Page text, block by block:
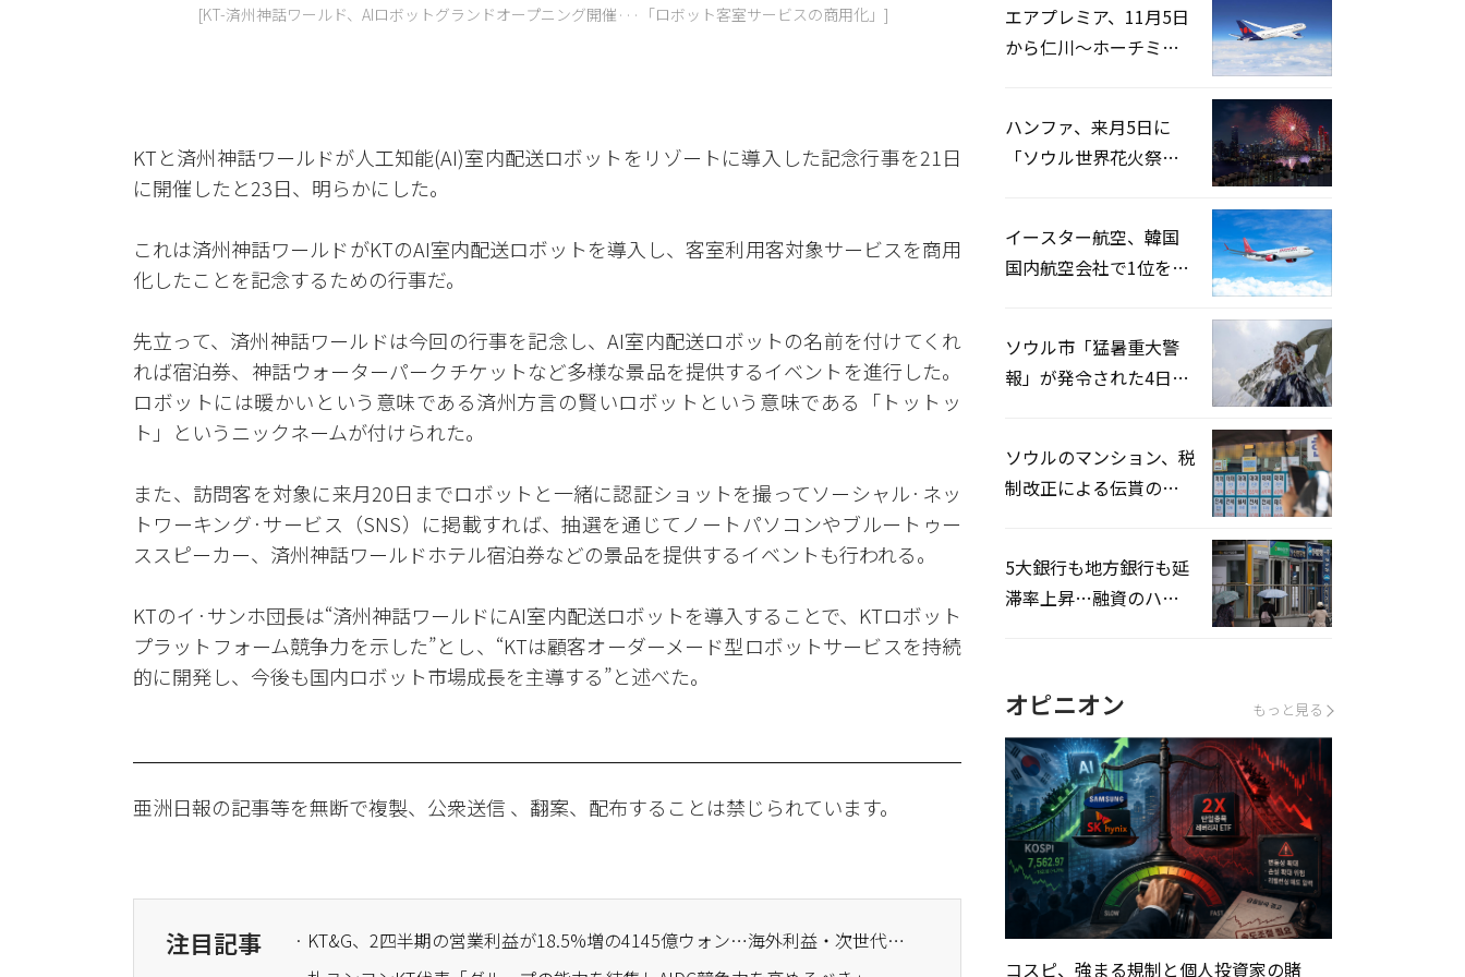
[KT-済州神話ワールド、AIロボットグランドオープニング開催···「ロボット客室サービスの商用化」]
KTと済州神話ワールドが人工知能(AI)室内配送ロボットをリゾートに導入した記念行事を21日
に開催したと23日、明らかにした。
これは済州神話ワールドがKTのAI室内配送ロボットを導入し、客室利用客対象サービスを商用
化したことを記念するための行事だ。
先立って、済州神話ワールドは今回の行事を記念し、AI室内配送ロボットの名前を付けてくれ
れば宿泊券、神話ウォーターパークチケットなど多様な景品を提供するイベントを進行した。
ロボットには暖かいという意味である済州方言の賢いロボットという意味である「トットッ
ト」というニックネームが付けられた。
また、訪問客を対象に来月20日までロボットと一緒に認証ショットを撮ってソーシャル·ネッ
トワーキング·サービス（SNS）に掲載すれば、抽選を通じてノートパソコンやブルートゥー
ススピーカー、済州神話ワールドホテル宿泊券などの景品を提供するイベントも行われる。
KTのイ·サンホ団長は“済州神話ワールドにAI室内配送ロボットを導入することで、KTロボット
プラットフォーム競争力を示した”とし、“KTは顧客オーダーメード型ロボットサービスを持続
的に開発し、今後も国内ロボット市場成長を主導する”と述べた。
亜洲日報の記事等を無断で複製、公衆送信 、翻案、配布することは禁じられています。
注目記事
· KT&G、2四半期の営業利益が18.5%増の4145億ウォン…海外利益・次世代タバコ成長
エアプレミア、11月5日
から仁川〜ホーチミン
ハンファ、来月5日に
「ソウル世界花火祭り
イースター航空、韓国
国内航空会社で1位を記
ソウル市「猛暑重大警
報」が発令された4日、
ソウルのマンション、税
制改正による伝貰の月
5大銀行も地方銀行も延
滞率上昇…融資のハー
オピニオン もっと見る
コスピ、強まる規制と個人投資家の賭